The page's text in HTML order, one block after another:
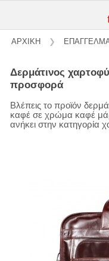
ΑΡΧΙΚΗ ❯
δερμάτινος χαρτοφύλακας cardinal 8893 καφέ σε
προσφορά
Βλέπεις το προϊόν
καφέ σε χρώμα καφέ
ανήκει στην κατηγορία